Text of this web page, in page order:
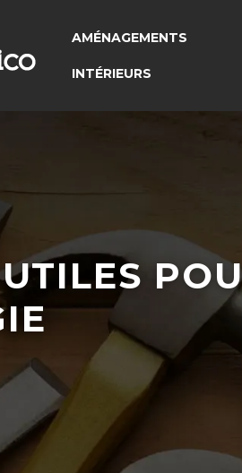
AMÉNAGEMENTS
INTÉRIEURS